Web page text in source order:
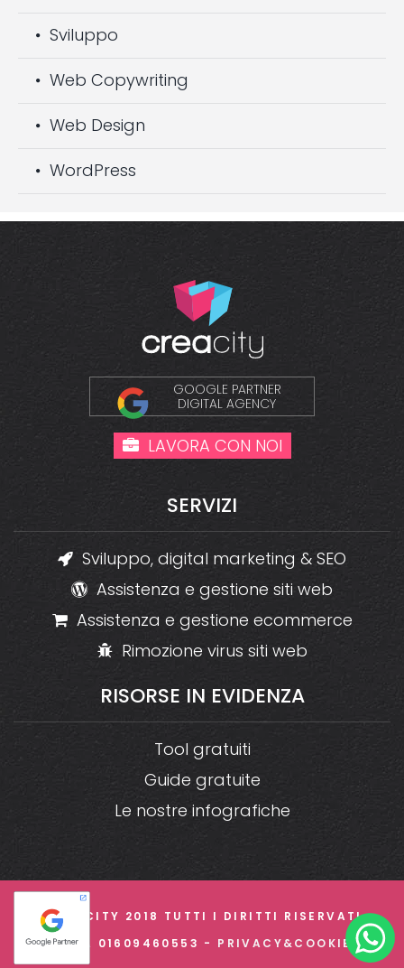
Sviluppo
Web Copywriting
Web Design
WordPress
SERVIZI
Sviluppo, digital marketing & SEO
Assistenza e gestione siti web
Assistenza e gestione ecommerce
Rimozione virus siti web
GOOGLE PARTNER
DIGITAL AGENCY
LAVORA CON NOI
RISORSE IN EVIDENZA
Tool gratuiti
Guide gratuite
Le nostre infografiche
© CREACITY 2018 TUTTI I DIRITTI RISERVATI -
P.IVA 01609460553 - PRIVACY&COOKIE